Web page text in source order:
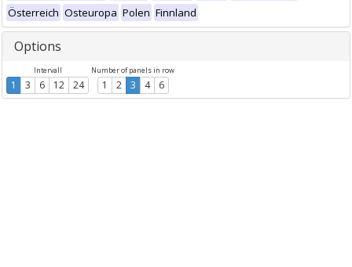
Österreich Osteuropa Polen Finnland
Options
Intervall
1 3 6 12 24
Number of panels in row
1 2 3 4 6